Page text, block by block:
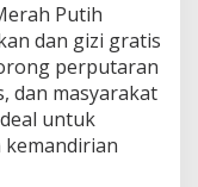
Putih
dan gizi gratis
perputaran
dan masyarakat
untuk